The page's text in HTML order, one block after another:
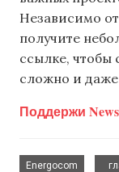
Независимо
получите
ссылке, чтобы
сложно и
Поддержи
Energocom